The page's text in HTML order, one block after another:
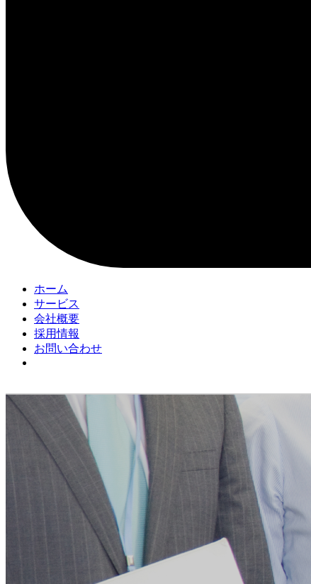
ホーム
サービス
会社概要
採用情報
お問い合わせ